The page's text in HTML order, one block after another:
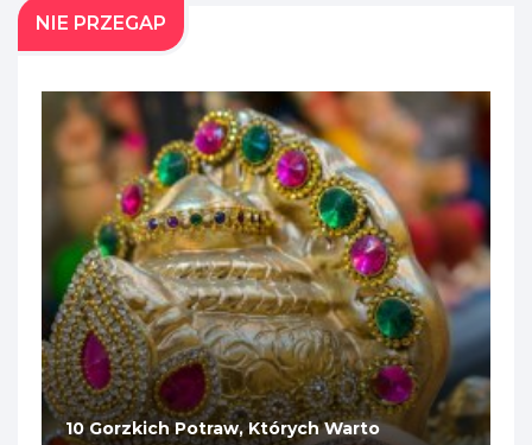
NIE PRZEGAP
10 Gorzkich Potraw, Których Warto